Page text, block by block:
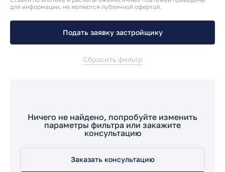
для информации, не являются публичной офертой.
Подать заявку застройщику
Сбросить фильтр
Ничего не найдено, попробуйте изменить
параметры фильтра или закажите
консультацию
Заказать консультацию